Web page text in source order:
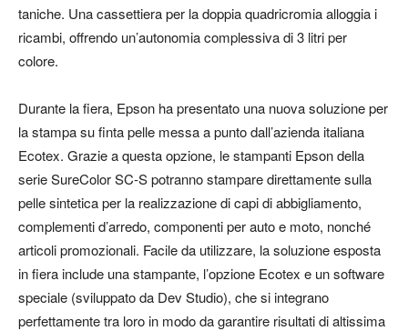
taniche. Una cassettiera per la doppia quadricromia alloggia i
ricambi, offrendo un’autonomia complessiva di 3 litri per
colore.
Durante la fiera, Epson ha presentato una nuova soluzione per
la stampa su finta pelle messa a punto dall’azienda italiana
Ecotex. Grazie a questa opzione, le stampanti Epson della
serie SureColor SC-S potranno stampare direttamente sulla
pelle sintetica per la realizzazione di capi di abbigliamento,
complementi d’arredo, componenti per auto e moto, nonché
articoli promozionali. Facile da utilizzare, la soluzione esposta
in fiera include una stampante, l’opzione Ecotex e un software
speciale (sviluppato da Dev Studio), che si integrano
perfettamente tra loro in modo da garantire risultati di altissima